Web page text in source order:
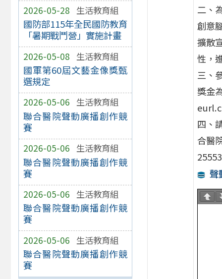
2026-05-28 生活教育組
國防部115年全民國防教育
「暑期戰鬥營」實施計畫
2026-05-08 生活教育組
國軍第60屆文藝金像獎甄
選規定
2026-05-06 生活教育組
聯合醫院聲動廣播創作競
賽
2026-05-06 生活教育組
聯合醫院聲動廣播創作競
賽
2026-05-06 生活教育組
聯合醫院聲動廣播創作競
賽
2026-05-06 生活教育組
聯合醫院聲動廣播創作競
賽
二、
創意
擴散
性，
三、
獎金
四、
合醫
聲